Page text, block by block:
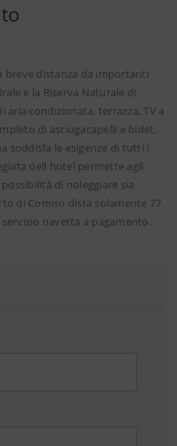
breve distanza da importanti
e la Riserva Naturale di
aria condizionata, terrazza, TV a
di asciugacapelli e bidet.
soddisfa le esigenze di tutti i
dell hotel permette agli
di noleggiare sia
di Comiso dista solamente 77
navetta a pagamento.